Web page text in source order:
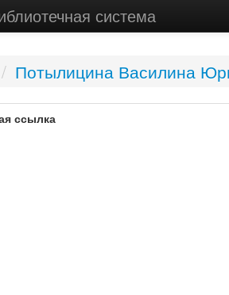
система
/ Потылицина Василина
ссылка